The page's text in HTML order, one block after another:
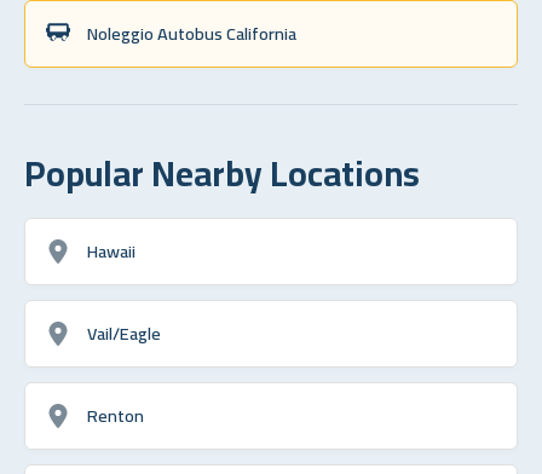
Noleggio Autobus California
Popular Nearby Locations
Hawaii
Vail/Eagle
Renton